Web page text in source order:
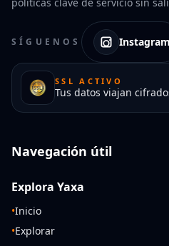
SÍGUENOS Instagram
SSL ACTIVO
Tus datos viajan
Navegación útil
Explora Yaxa
•Inicio
•Explorar